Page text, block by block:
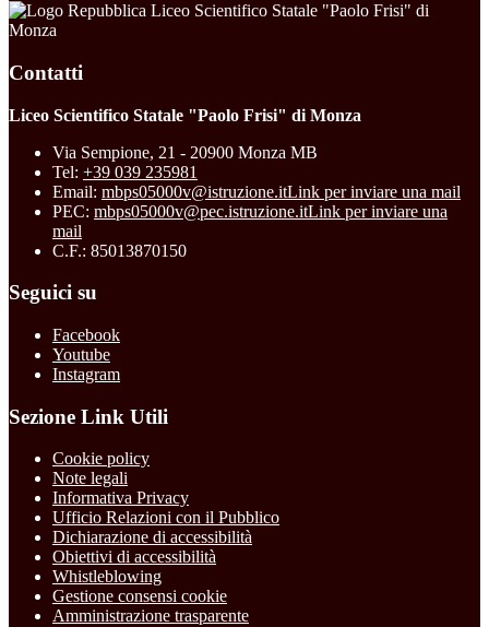
Liceo Scientifico Statale "Paolo Frisi" di
Monza
Contatti
Liceo Scientifico Statale "Paolo Frisi" di Monza
Via Sempione, 21 - 20900 Monza MB
Tel: +39 039 235981
Email: mbps05000v@istruzione.itLink per inviare una mail
PEC: mbps05000v@pec.istruzione.itLink per inviare una
mail
C.F.: 85013870150
Seguici su
Facebook
Youtube
Instagram
Sezione Link Utili
Cookie policy
Note legali
Informativa Privacy
Ufficio Relazioni con il Pubblico
Dichiarazione di accessibilità
Obiettivi di accessibilità
Whistleblowing
Gestione consensi cookie
Amministrazione trasparente